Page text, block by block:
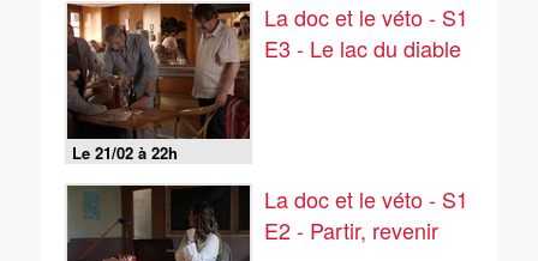
Le 21/02 à 22h
La doc et le véto - S1
E3 - Le lac du diable
La doc et le véto - S1
E2 - Partir, revenir